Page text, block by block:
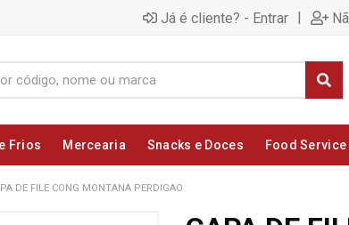
Já é cliente? - Entrar |
Frios Mercearia Snacks e Doces Food
DE FILE CONG MONTANA PERDIGAO